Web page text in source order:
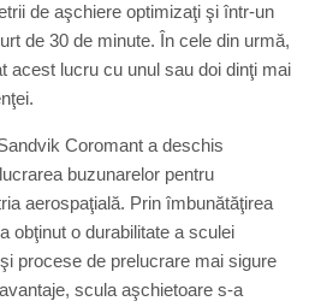
de aşchiere optimizaţi şi într-un
de 30 de minute. În cele din urmă,
acest lucru cu unul sau doi dinţi mai
Coromant a deschis
buzunarelor pentru
aerospaţială. Prin îmbunătăţirea
obţinut o durabilitate a sculei
procese de prelucrare mai sigure
scula aşchietoare s-a